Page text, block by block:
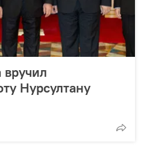
вручил
Нурсултану